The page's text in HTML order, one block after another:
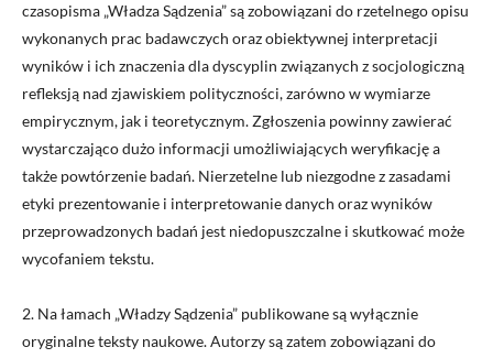
czasopisma „Władza Sądzenia” są zobowiązani do rzetelnego opisu
wykonanych prac badawczych oraz obiektywnej interpretacji
wyników i ich znaczenia dla dyscyplin związanych z socjologiczną
refleksją nad zjawiskiem polityczności, zarówno w wymiarze
empirycznym, jak i teoretycznym. Zgłoszenia powinny zawierać
wystarczająco dużo informacji umożliwiających weryfikację a
także powtórzenie badań. Nierzetelne lub niezgodne z zasadami
etyki prezentowanie i interpretowanie danych oraz wyników
przeprowadzonych badań jest niedopuszczalne i skutkować może
wycofaniem tekstu.
2. Na łamach „Władzy Sądzenia” publikowane są wyłącznie
oryginalne teksty naukowe. Autorzy są zatem zobowiązani do